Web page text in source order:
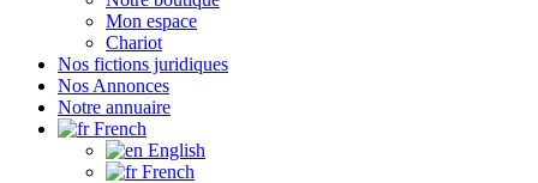
Mon espace
Chariot
Nos fictions juridiques
Nos Annonces
Notre annuaire
French
English
French